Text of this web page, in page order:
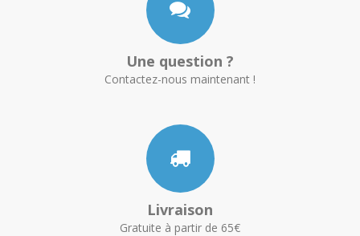
Une question ?
Contactez-nous maintenant !
Livraison
Gratuite à partir de 65€